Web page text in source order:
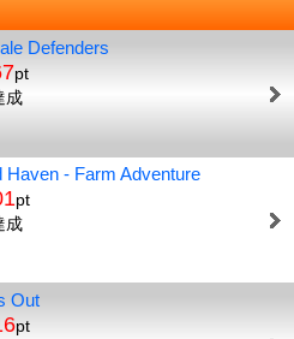
Defenders
pt
成
Haven - Farm Adventure
pt
成
Out
pt